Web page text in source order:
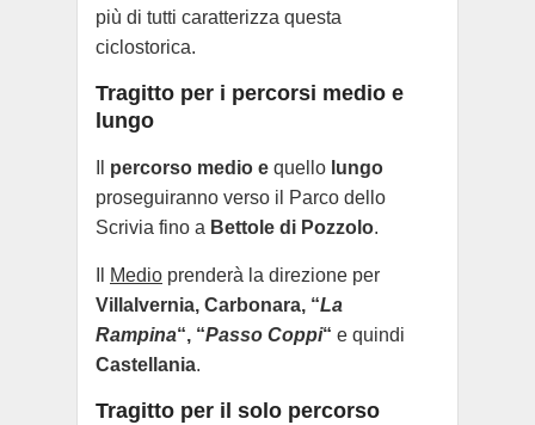
più di tutti caratterizza questa
ciclostorica.
Tragitto per i percorsi medio e
lungo
percorso medio e quello lungo
proseguiranno verso il Parco dello
Scrivia fino a Bettole di Pozzolo.
Medio prenderà la direzione per
Villalvernia, Carbonara, “La
Rampina“, “Passo Coppi“ e quindi
Castellania.
Tragitto per il solo percorso